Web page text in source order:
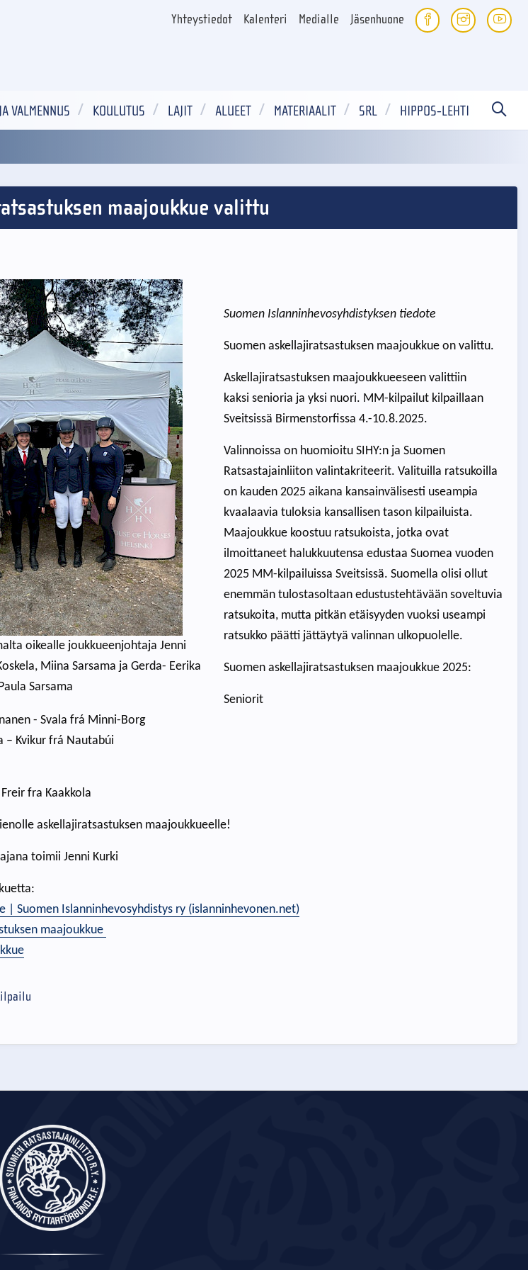
Yhteystiedot Kalenteri Medialle Jäsenhuone
VALMENNUS KOULUTUS LAJIT ALUEET MATERIAALIT SRL HIPPOS-LEHTI
maajoukkue valittu
oikealle joukkueenjohtaja Jenni
Miina Sarsama ja Gerda- Eerika
Sarsama
Suomen Islanninhevosyhdistyksen tiedote
Suomen askellajiratsastuksen maajoukkue on valittu.
Askellajiratsastuksen maajoukkueeseen valittiin
kaksi senioria ja yksi nuori. MM-kilpailut kilpaillaan
Sveitsissä Birmenstorfissa 4.-10.8.2025.
Valinnoissa on huomioitu SIHY:n ja Suomen
Ratsastajainliiton valintakriteerit. Valituilla ratsukoilla
on kauden 2025 aikana kansainvälisesti useampia
kvaalaavia tuloksia kansallisen tason kilpailuista.
Maajoukkue koostuu ratsukoista, jotka ovat
ilmoittaneet halukkuutensa edustaa Suomea vuoden
2025 MM-kilpailuissa Sveitsissä. Suomella olisi ollut
enemmän tulostasoltaan edustustehtävään soveltuvia
ratsukoita, mutta pitkän etäisyyden vuoksi useampi
ratsukko päätti jättäytyä valinnan ulkopuolelle.
Suomen askellajiratsastuksen maajoukkue 2025:
Seniorit
- Svala frá Minni-Borg
– Kvikur frá Nautabúi
fra Kaakkola
askellajiratsastuksen maajoukkueelle!
toimii Jenni Kurki
| Suomen Islanninhevosyhdistys ry (islanninhevonen.net)
maajoukkue